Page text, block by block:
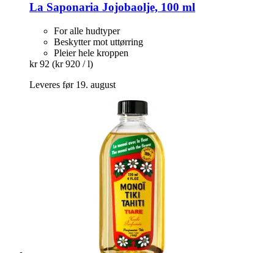
La Saponaria Jojobaolje, 100 ml
For alle hudtyper
Beskytter mot uttørring
Pleier hele kroppen
kr 92 (kr 920 / l)
Leveres før 19. august